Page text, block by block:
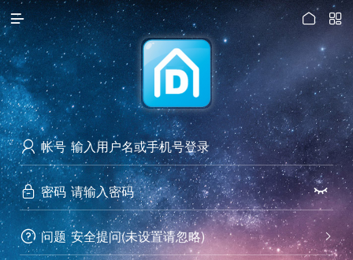

访问电脑版
 

 帐号
 密码 
 问题 
安全提问(未设置请忽略)